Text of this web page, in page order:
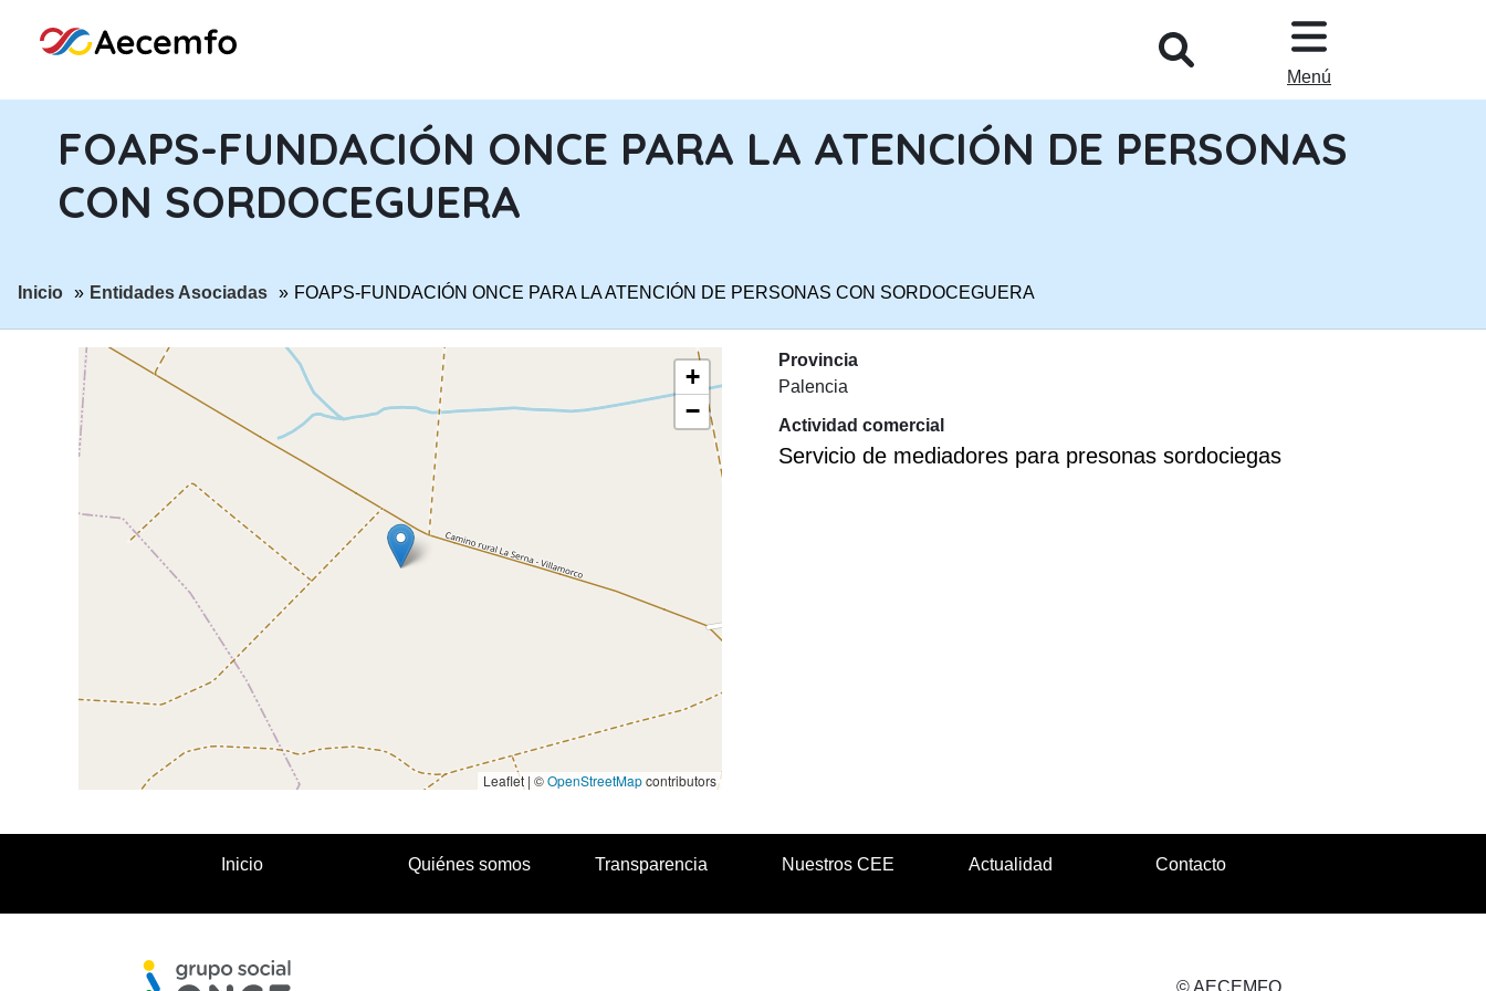
Menú
FOAPS-FUNDACIÓN ONCE PARA LA ATENCIÓN DE PERSONAS
CON SORDOCEGUERA
ir a página:
Inicio ir a página:
Entidades Asociadas FOAPS-FUNDACIÓN ONCE PARA LA ATENCIÓN DE PERSONAS CON SORDOCEGUERA
+
−
Leaflet | ©OpenStreetMapcontributors
Provincia
Palencia
Actividad comercial
Servicio de mediadores para presonas sordociegas
Inicio Quiénes somos Transparencia Nuestros CEE Actualidad Contacto
© AECEMFO